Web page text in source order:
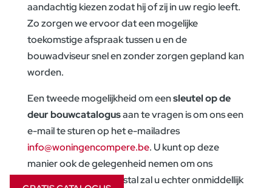
aandachtig kiezen zodat hij of zij in uw regio leeft.
Zo zorgen we ervoor dat een mogelijke
toekomstige afspraak tussen u en de
bouwadviseur snel en zonder zorgen gepland kan
worden.
Een tweede mogelijkheid om eensleutel op de
deur bouwcatalogusaan te vragen is om ons een
e-mail te sturen op het e-mailadres
info@woningencompere.be. U kunt op deze
manier ook de gelegenheid nemen om ons
vragen te stellen. Meestal zal u echter onmiddellijk